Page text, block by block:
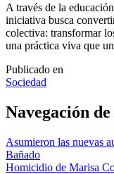
A través de la
iniciativa busca
colectiva: transformar
una práctica viva que
Publicado en
Sociedad
Navegación
Asumieron las nuevas
Bañado
Homicidio de Marisa